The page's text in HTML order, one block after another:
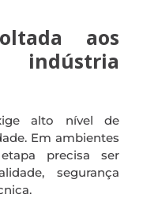
aos
alto nível de
Em ambientes
precisa ser
segurança